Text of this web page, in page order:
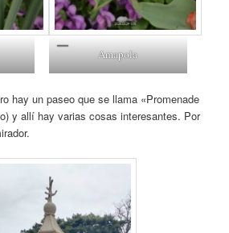
Amapola
hay un paseo que se llama «Promenade
y allí hay varias cosas interesantes. Por